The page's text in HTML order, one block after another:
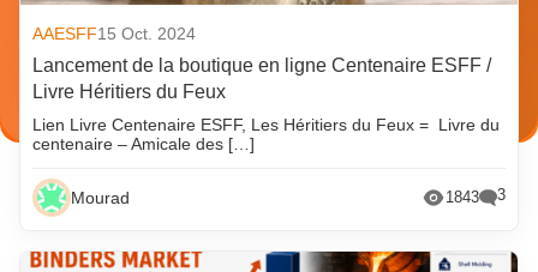
AAESFF15 Oct. 2024
Lancement de la boutique en ligne Centenaire ESFF /
Livre Héritiers du Feux
Lien Livre Centenaire ESFF, Les Héritiers du Feux = Livre du
centenaire – Amicale des […]
Mourad 1843 3